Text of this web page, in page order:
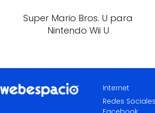
Super Mario Bros. U para
Nintendo Wii U
Internet
Redes Sociales